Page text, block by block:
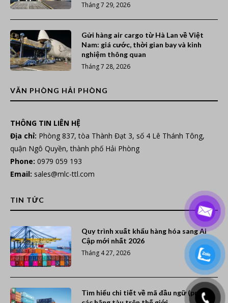
Tháng 7 29, 2026
Gửi hàng air cargo từ Hà Lan về Việt
Nam: giá cước, thời gian bay và kinh
nghiệm thông quan
Tháng 7 28, 2026
VĂN PHÒNG HẢI PHÒNG
THÔNG TIN LIÊN HỆ
Địa chỉ: Phòng 837, tòa Thành Đạt 3, số 4 Lê Thánh Tông,
quận Ngô Quyền, thành phố Hải Phòng
Phone: 0979 059 193
Email: sales@mlc-ttl.com
TIN TỨC
Quy trình xuất khẩu hàng hóa sang Ai
Cập mới nhất 2026
Tháng 4 27, 2026
Tìm hiểu chi tiết về mã đầu ngữ (prefix)